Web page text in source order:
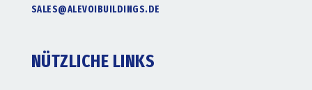
SALES@ALEVOIBUILDINGS.DE
NÜTZLICHE LINKS